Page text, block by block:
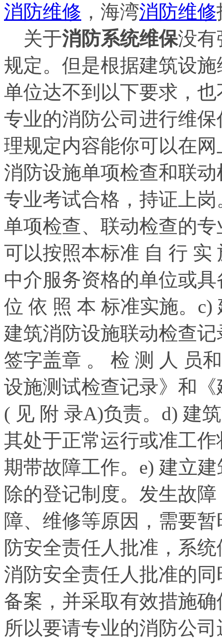
消防维修 ，海湾消防维修
关于消防系统维保没有
规定。但是根据建筑设
单位达不到以下要求，
专业的消防公司进行维
理规定内容能你可以在
消防设施单项检查和联
专业考试合格，持证上
单项检查、联动检查的
可以按照本标准 自 行 实
中介服务资格的单位或
位 依 照 本 标准实施。
建筑消防设施联动检查
签字盖章 。 检 测 人 员
设施测试检查记录》和
( 见 附 录A)负责。d) 建
其处于正常运行或准工
期带故障工作。e) 建立
除的登记制度。发生故
障、维修等原因，需要
防安全责任人批准，系
消防安全责任人批准的
备案，并采取有效措施
所以要请专业的消防公